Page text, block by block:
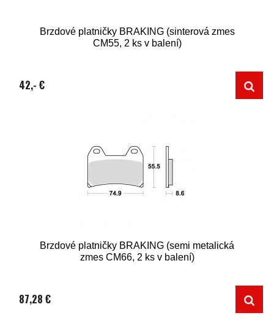
Brzdové platničky BRAKING (sinterová zmes
CM55, 2 ks v balení)
42,- €
Brzdové platničky BRAKING (semi metalická
zmes CM66, 2 ks v balení)
87,28 €